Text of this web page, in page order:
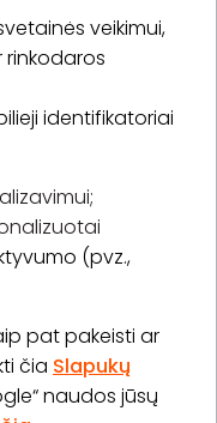
veikimui,
rinkodaros
identifikatoriai
(pvz.,
pat pakeisti ar
čia Slapukų
naudos jūsų
politika